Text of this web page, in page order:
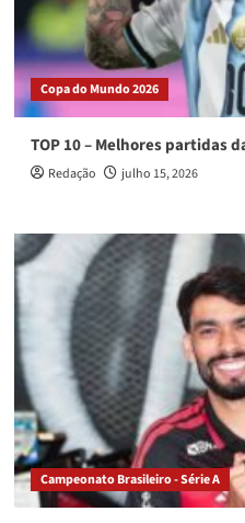
Copa do Mundo 2026
TOP 10 – Melhores partidas
Redação julho 15, 2026
Campeonato Brasileiro - Série A